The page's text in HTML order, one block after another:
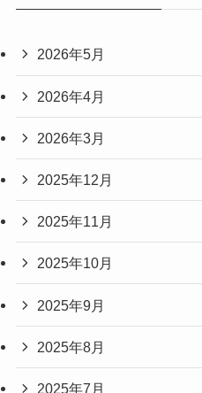
2026年5月
2026年4月
2026年3月
2025年12月
2025年11月
2025年10月
2025年9月
2025年8月
2025年7月